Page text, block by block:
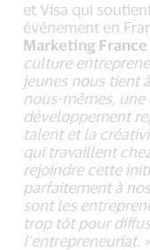
et Visa qui
événement en
Marketing France
culture
jeunes nous tient
nous-mêmes,
développement
talent et la
qui travaillent
rejoindre cette
parfaitement à
sont les
trop tôt pour
l’entrepreneuriat. ».